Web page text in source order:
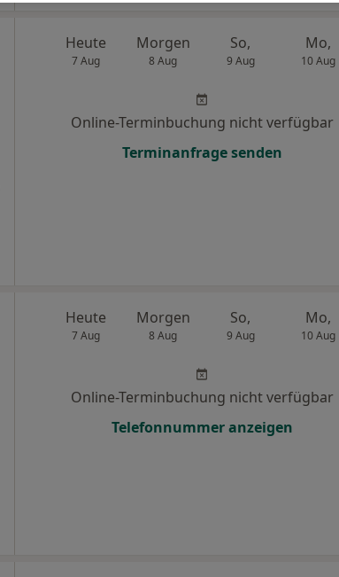
Heute
7 Aug
Morgen
8 Aug
So,
9 Aug
Mo,
10 Aug
Online-Terminbuchung nicht verfügbar
Terminanfrage senden
Heute
7 Aug
Morgen
8 Aug
So,
9 Aug
Mo,
10 Aug
Online-Terminbuchung nicht verfügbar
Telefonnummer anzeigen